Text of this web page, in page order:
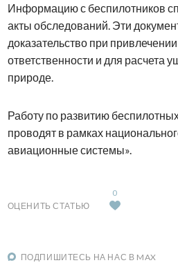
Информацию с беспилотников
акты обследований. Эти
доказательство при
ответственности и для расчета
природе.
Работу по развитию
проводят в рамках
авиационные системы».
ОЦЕНИТЬ СТАТЬЮ
0
ПОДПИШИТЕСЬ НА НАС В MAX